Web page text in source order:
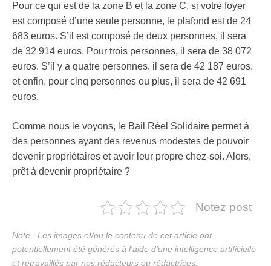
Pour ce qui est de la zone B et la zone C, si votre foyer
est composé d’une seule personne, le plafond est de 24
683 euros. S’il est composé de deux personnes, il sera
de 32 914 euros. Pour trois personnes, il sera de 38 072
euros. S’il y a quatre personnes, il sera de 42 187 euros,
et enfin, pour cinq personnes ou plus, il sera de 42 691
euros.
Comme nous le voyons, le Bail Réel Solidaire permet à
des personnes ayant des revenus modestes de pouvoir
devenir propriétaires et avoir leur propre chez-soi. Alors,
prêt à devenir propriétaire ?
Notez post